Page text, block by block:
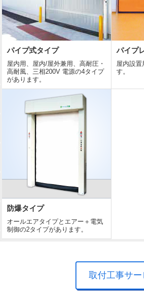
パイプ式タイプ
屋内用、屋内/屋外兼用、高耐圧・
高耐風、三相200V 電源の4タイプ
があります。
パイプ
屋内設
す。
防爆タイプ
オールエアタイプとエアー＋電気
制御の2タイプがあります。
取付工事サ